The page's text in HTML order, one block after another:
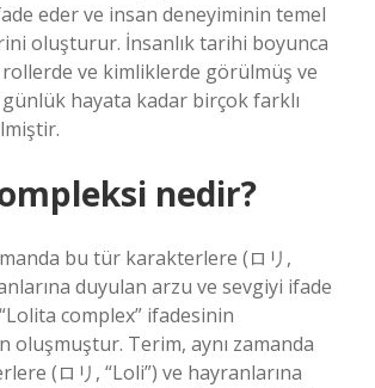
eder ve insan deneyiminin temel
oluşturur. İnsanlık tarihi boyunca
rollerde ve kimliklerde görülmüş ve
hayata kadar birçok farklı
nedir?
bu tür karakterlere (ロリ,
duyulan arzu ve sevgiyi ifade
complex” ifadesinin
oluşmuştur. Terim, aynı zamanda
(ロリ, “Loli”) ve hayranlarına